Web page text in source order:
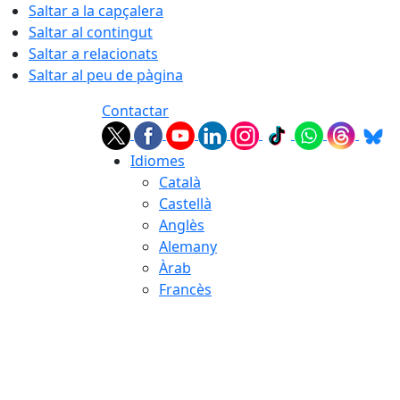
Saltar a la capçalera
Saltar al contingut
Saltar a relacionats
Saltar al peu de pàgina
Contactar
Idiomes
Català
Castellà
Anglès
Alemany
Àrab
Francès